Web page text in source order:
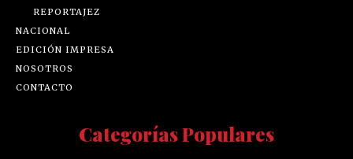
REPORTAJEZ
NACIONAL
EDICIÓN IMPRESA
NOSOTROS
CONTACTO
Categorías Populares